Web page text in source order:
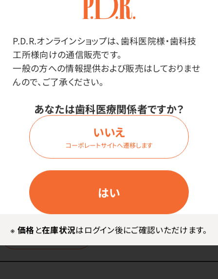
P.D.R.オンラインショップは、歯科医院様・歯科技
工所様向けの通信販売です。
一般の方への情報提供および販売はしておりませ
んので、ご了承ください。
あなたは歯科医療関係者ですか？
はい
いいえ
コーポレートサイトへ遷移します
※ 価格と在庫状況はログイン後にご確認いただけます。
ログイン
商品番号：
内容量：
サイズ：
Lサイズ
価格はログイン後表示
ログイン